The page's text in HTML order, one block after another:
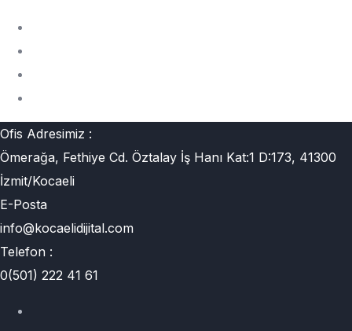
Ofis Adresimiz :
Ömerağa, Fethiye Cd. Öztalay İş Hanı Kat:1 D:173, 41300
İzmit/Kocaeli
E-Posta
info@kocaelidijital.com
Telefon :
0(501) 222 41 61